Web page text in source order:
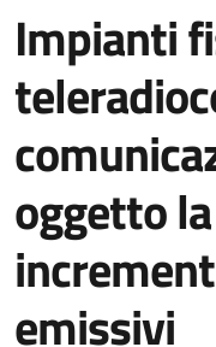
Impianti
oggetto
emissivi